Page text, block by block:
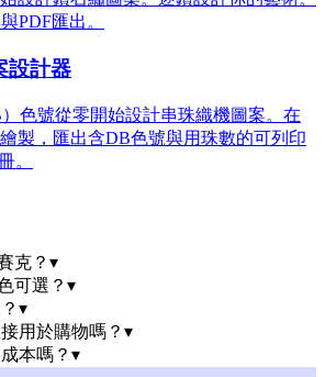
PDF匯出。
設計器
色號從零開始設計串珠織機圖案。在
製，匯出含DB色號與用珠數的可列印
。
克？ ▾
可選？ ▾
▾
用於購物嗎？ ▾
本嗎？ ▾